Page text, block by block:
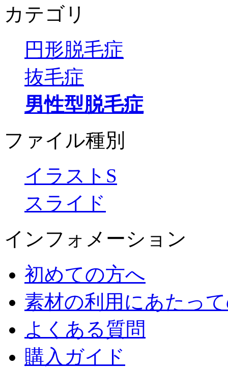
カテゴリ
円形脱毛症
抜毛症
男性型脱毛症
ファイル種別
イラストS
スライド
インフォメーション
初めての方へ
素材の利用にあたっ
よくある質問
購入ガイド